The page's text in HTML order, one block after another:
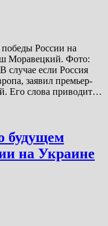
России на
Моравецкий. Фото:
случае если Россия
заявил премьер-
Его слова приводит…
будущем
на Украине